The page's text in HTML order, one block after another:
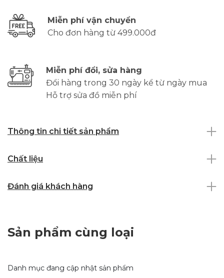
Miễn phí vận chuyển
Cho đơn hàng từ 499.000đ
Miễn phí đổi, sửa hàng
Đổi hàng trong 30 ngày kể từ ngày mua
Hỗ trợ sửa đồ miễn phí
Thông tin chi tiết sản phẩm
Chất liệu
Đánh giá khách hàng
Sản phẩm cùng loại
Danh mục đang cập nhật sản phẩm